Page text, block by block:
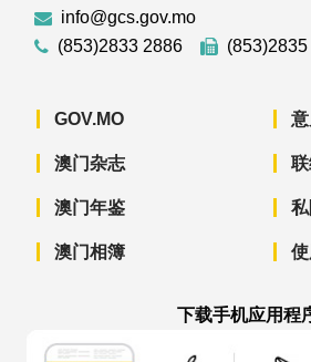
info@gcs.gov.mo
(853)2833 2886
GOV.MO
澳门杂志
澳门年鉴
澳门相簿
下载手机应用程